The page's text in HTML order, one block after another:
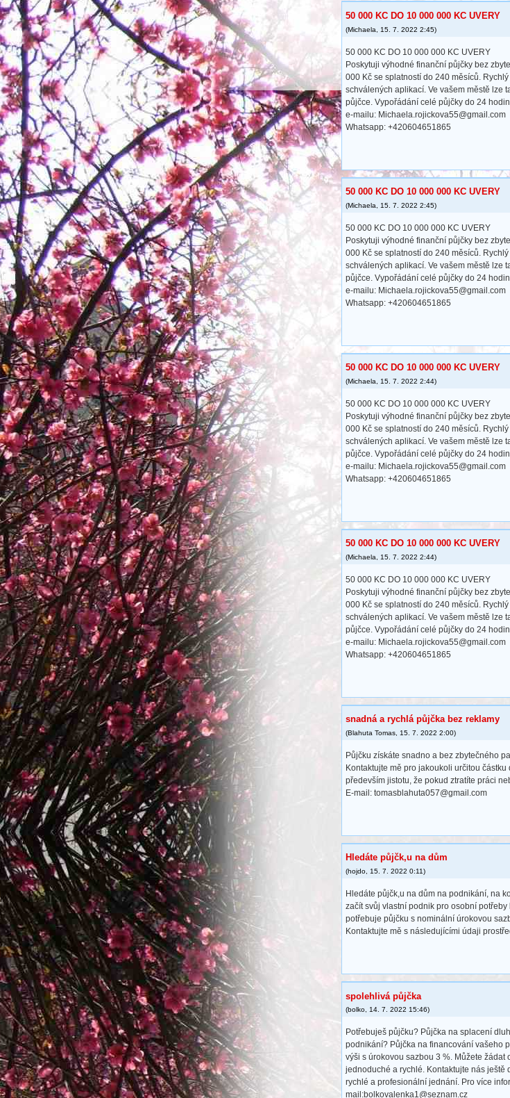
50 000 KC DO 10 000 000 KC UVERY
(Michaela 15. 7. 2022 2:45)
50 000 KC DO 10 000 000 KC UVERY
Poskytuji výhodné finanční půjčky bez
000 Kč se splatností do 240 měsíců.
schválených aplikací. Ve vašem městě lze
půjčce. Vypořádání celé půjčky do 24
e-mailu: Michaela.rojickova55@gmail.com
Whatsapp: +420604651865
50 000 KC DO 10 000 000 KC UVERY
(Michaela 15. 7. 2022 2:45)
50 000 KC DO 10 000 000 KC UVERY
Poskytuji výhodné finanční půjčky bez
000 Kč se splatností do 240 měsíců.
schválených aplikací. Ve vašem městě lze
půjčce. Vypořádání celé půjčky do 24
e-mailu: Michaela.rojickova55@gmail.com
Whatsapp: +420604651865
50 000 KC DO 10 000 000 KC UVERY
(Michaela 15. 7. 2022 2:44)
50 000 KC DO 10 000 000 KC UVERY
Poskytuji výhodné finanční půjčky bez
000 Kč se splatností do 240 měsíců.
schválených aplikací. Ve vašem městě lze
půjčce. Vypořádání celé půjčky do 24
e-mailu: Michaela.rojickova55@gmail.com
Whatsapp: +420604651865
50 000 KC DO 10 000 000 KC UVERY
(Michaela 15. 7. 2022 2:44)
50 000 KC DO 10 000 000 KC UVERY
Poskytuji výhodné finanční půjčky bez
000 Kč se splatností do 240 měsíců.
schválených aplikací. Ve vašem městě lze
půjčce. Vypořádání celé půjčky do 24
e-mailu: Michaela.rojickova55@gmail.com
Whatsapp: +420604651865
snadná a rychlá půjčka bez reklamy
(Blahuta Tomas 15. 7. 2022 2:00)
Půjčku získáte snadno a bez zbytečného
Kontaktujte mě pro jakoukoli určitou
především jistotu, že pokud ztratíte práci
E-mail: tomasblahuta057@gmail.com
Hledáte půjčk,u na dům
(hojdo 15. 7. 2022 0:11)
Hledáte půjčk,u na dům na podnikání, na
začít svůj vlastní podnik pro osobní potřeby
potřebuje půjčku s nominální úrokovou
Kontaktujte mě s následujícími údaji
spolehlivá půjčka
(bolko 14. 7. 2022 15:46)
Potřebuješ půjčku? Půjčka na splacení
podnikání? Půjčka na financování vašeho
výši s úrokovou sazbou 3 %. Můžete
jednoduché a rychlé. Kontaktujte nás ještě
rychlé a profesionální jednání. Pro více
mail:bolkovalenka1@seznam.cz